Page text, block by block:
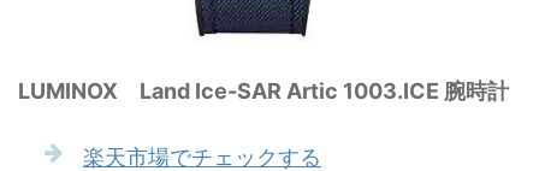
LUMINOX Land Ice-SAR Artic 1003.ICE 腕時計
楽天市場でチェックする